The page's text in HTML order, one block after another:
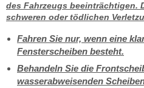
des Fahrzeugs beeinträchtigen.
schweren oder tödlichen
Fahren Sie nur, wenn eine
Fensterscheiben besteht.
Behandeln Sie die
wasserabweisenden